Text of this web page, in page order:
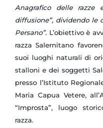
Anagrafico delle
diffusione”, dividendo le
Persano”. L’obiettivo è
razza Salernitano
suoi luoghi naturali di
stalloni e dei soggetti
presso l’Istituto
Maria Capua Vetere,
“Improsta”, luogo
razza.